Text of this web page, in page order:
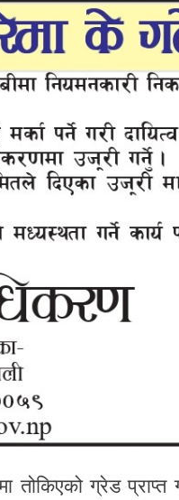
तोकिएको ग्रेड